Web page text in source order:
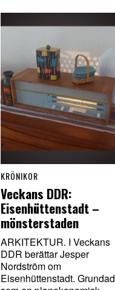
KRÖNIKOR
Veckans DDR:
Eisenhüttenstadt –
mönsterstaden
ARKITEKTUR. I Veckans
DDR berättar Jesper
Nordström om
Eisenhüttenstadt. Grundad